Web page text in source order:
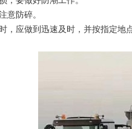
意防碎。
，应做到迅速及时，并按指定地